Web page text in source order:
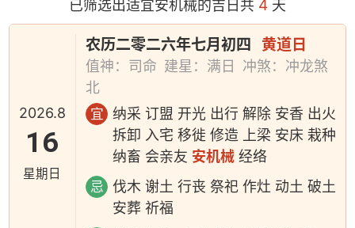
已筛选出适宜安机械的吉日共 4 天
2026.8
16
星期日
农历二零二六年七月初四 黄道日
值神：司命 建星：满日
冲煞：冲龙煞
北
宜
纳采 订盟 开光 出行 解除 安香 出火
拆卸 入宅 移徙 修造 上梁 安床 栽种
纳畜 会亲友 安机械 经络
忌
伐木 谢土 行丧 祭祀 作灶 动土 破土
安葬 祈福